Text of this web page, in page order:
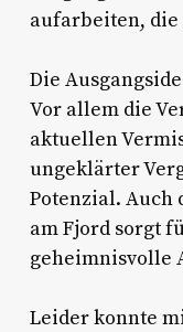
aufarbeiten,
Die
Vor allem die
aktuellen
ungeklärter
Potenzial. Auch
am Fjord sorgt
geheimnisvolle
Leider konnte